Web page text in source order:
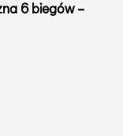
6 biegów –